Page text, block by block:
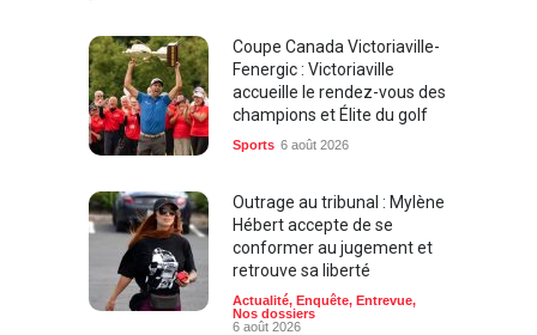
Coupe Canada Victoriaville-
Fenergic : Victoriaville
accueille le rendez-vous des
champions et Élite du golf
Sports 6 août 2026
Outrage au tribunal : Mylène
Hébert accepte de se
conformer au jugement et
retrouve sa liberté
Actualité, Enquête, Entrevue,
Nos dossiers
6 août 2026